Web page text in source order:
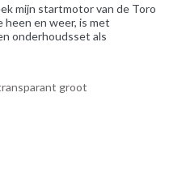
mijn startmotor van de Toro
heen en weer, is met
onderhoudsset als